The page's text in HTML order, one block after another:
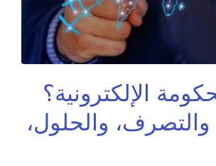
الإلكترونية؟
والتصرف، والحلول،